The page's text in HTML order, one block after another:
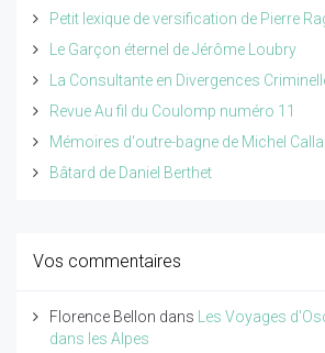
Petit lexique de versification de Pierre
Le Garçon éternel de Jérôme Loubry
La Consultante en Divergences
Revue Au fil du Coulomp numéro 11
Mémoires d'outre-bagne de Michel
Bâtard de Daniel Berthet
Vos commentaires
Florence Bellon dans
Les Voyages
dans les Alpes